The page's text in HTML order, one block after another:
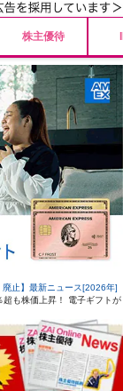
株主優待
止】最新ニュース[2026年]
超も株価上昇！ 電子ギフトが